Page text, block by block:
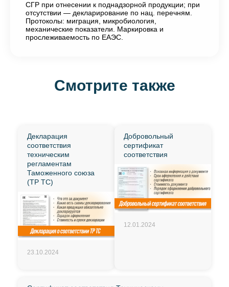
СГР при отнесении к поднадзорной продукции; при
отсутствии — декларирование по нац. перечням.
Протоколы: миграция, микробиология,
механические показатели. Маркировка и
прослеживаемость по ЕАЭС.
Смотрите также
Декларация
соответствия
техническим
регламентам
Таможенного союза
(ТР ТС)
23.10.2024
Добровольный
сертификат
соответствия
12.01.2024